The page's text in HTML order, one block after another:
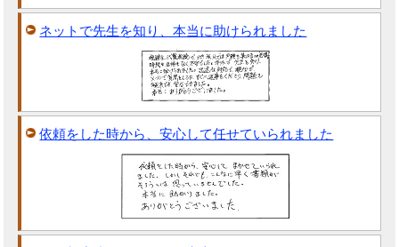
ネットで先生を知り、本当に助けられました
依頼をした時から、安心して任せていられました